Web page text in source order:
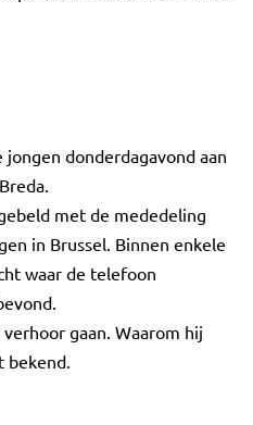
donderdagavond aan
met de mededeling
in Brussel. Binnen enkele
waar de telefoon
gaan. Waarom hij
bekend.